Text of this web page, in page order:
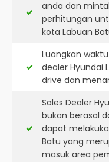
anda dan
perhitungan
kota Labuan
Luangkan
dealer Hyundai
drive dan
Sales Dealer
bukan berasal
dapat
Batu yang
masuk area